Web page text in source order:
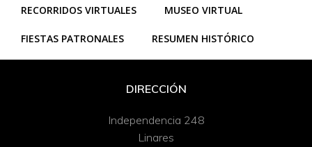
RECORRIDOS VIRTUALES MUSEO VIRTUAL
FIESTAS PATRONALES RESUMEN HISTÓRICO
DIRECCIÓN
Independencia 248
Linares